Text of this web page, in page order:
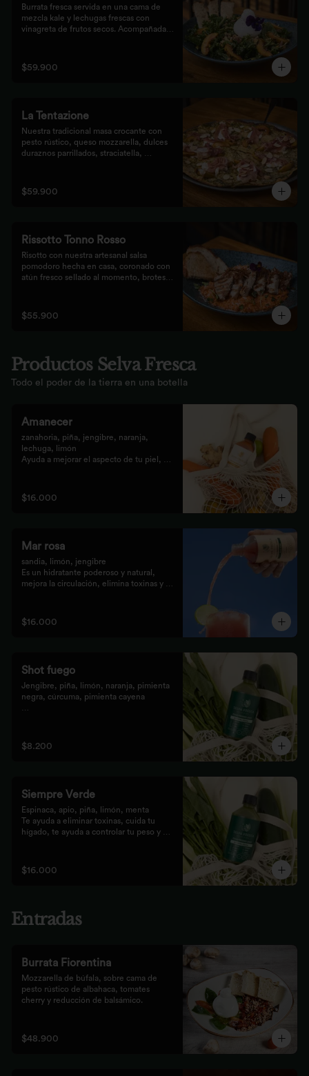
Burrata fresca servida en una cama de
mezcla kale y lechugas frescas con
vinagreta de frutos secos. Acompañada
finalizada con bastones de pan de masa
madre al grill.
$59.900
La Tentazione
Nuestra tradicional masa crocante con
pesto rústico, queso mozzarella, dulces
duraznos parrillados, straciatella,
$59.900
Rissotto Tonno Rosso
Risotto con nuestra artesanal salsa
pomodoro hecha en casa, coronado con
atún fresco sellado al momento, brotes
grill.
$55.900
Productos Selva Fresca
Todo el poder de la tierra en una botella
Amanecer
zanahoria, piña, jengibre, naranja,
lechuga, limón
Ayuda a mejorar el aspecto de tu piel,
celular
$16.000
Mar rosa
sandia, limón, jengibre
Es un hidratante poderoso y natural,
mejora la circulación, elimina toxinas y
$16.000
Shot fuego
Jengibre, piña, limón, naranja, pimienta
negra, cúrcuma, pimienta cayena
inflamación del organismo.
recomendamos tomarlo solo con soda o
$8.200
Siempre Verde
Espinaca, apio, piña, limón, menta
Te ayuda a eliminar toxinas, cuida tu
hígado, te ayuda a controlar tu peso y
$16.000
Entradas
Burrata Fiorentina
Mozzarella de búfala, sobre cama de
pesto rústico de albahaca, tomates
cherry y reducción de balsámico.
$48.900